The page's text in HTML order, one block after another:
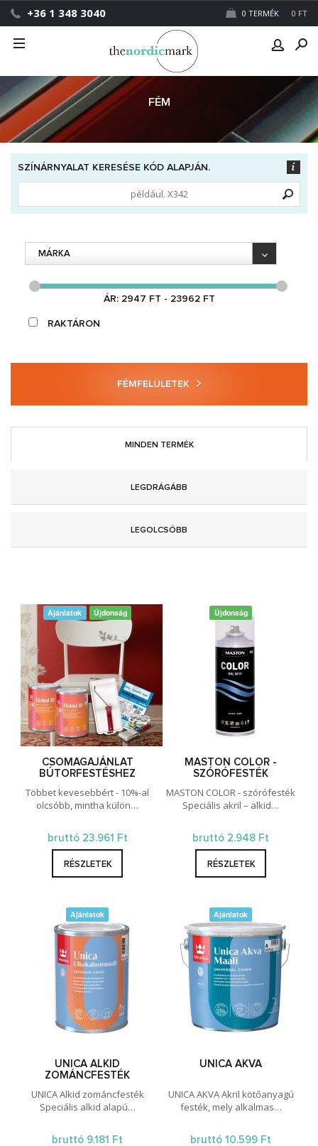
+36 1 348 3040 0 TERMÉK 0 FT
FÉM
SZÍNÁRNYALAT KERESÉSE KÓD ALAPJÁN.
RAKTÁRON
MÁRKA
ÁR: 2947 FT - 23962 FT
FÉMFELÜLETEK
MINDEN TERMÉK
LEGDRÁGÁBB
LEGOLCSÓBB
Ajánlatok Újdonság
CSOMAGAJÁNLAT
BÚTORFESTÉSHEZ
Többet kevesebbért - 10%-al
olcsóbb, mintha külön…
bruttó 23.961 Ft
RÉSZLETEK
Újdonság
MASTON COLOR -
SZÓRÓFESTÉK
MASTON COLOR - szórófesték
Speciális akril – alkid…
bruttó 2.948 Ft
RÉSZLETEK
Ajánlatok
UNICA ALKID
ZOMÁNCFESTÉK
UNICA Alkid zománcfesték
Speciális alkid alapú…
bruttó 9.181 Ft
Ajánlatok
UNICA AKVA
UNICA AKVA Akril kötőanyagú
festék, mely alkalmas…
bruttó 10.599 Ft